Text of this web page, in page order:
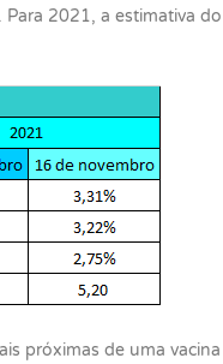
2021, a estimativa
próximas de uma